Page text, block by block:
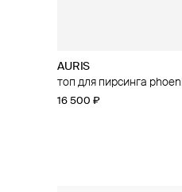
AURIS
топ для пирсинга
16 500 ₽
AURIS
малый топ для
с бриллиантами